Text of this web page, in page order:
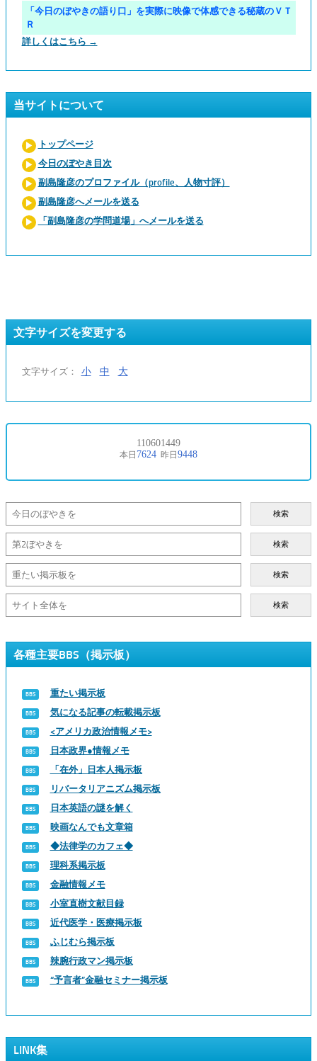
「今日のぼやきの語り口」を実際に映像で体感できる秘蔵のＶＴ
Ｒ
詳しくはこちら →
当サイトについて
トップページ
今日のぼやき目次
副島隆彦のプロファイル（profile、人物寸評）
副島隆彦へメールを送る
「副島隆彦の学問道場」へメールを送る
文字サイズを変更する
文字サイズ： 小 中 大
検索
検索
検索
検索
各種主要BBS（掲示板）
重たい掲示板
気になる記事の転載掲示板
<アメリカ政治情報メモ>
日本政界●情報メモ
「在外」日本人掲示板
リバータリアニズム掲示板
日本英語の謎を解く
映画なんでも文章箱
◆法律学のカフェ◆
理科系掲示板
金融情報メモ
小室直樹文献目録
近代医学・医療掲示板
ふじむら掲示板
辣腕行政マン掲示板
“予言者”金融セミナー掲示板
LINK集